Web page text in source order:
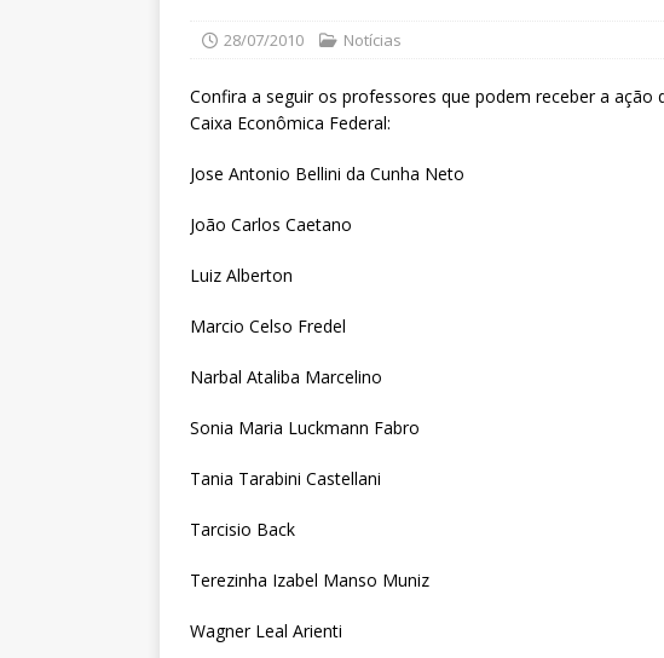
28/07/2010 Notícias
Confira a seguir os professores que podem receber a ação
Caixa Econômica Federal:
Jose Antonio Bellini da Cunha Neto
João Carlos Caetano
Luiz Alberton
Marcio Celso Fredel
Narbal Ataliba Marcelino
Sonia Maria Luckmann Fabro
Tania Tarabini Castellani
Tarcisio Back
Terezinha Izabel Manso Muniz
Wagner Leal Arienti